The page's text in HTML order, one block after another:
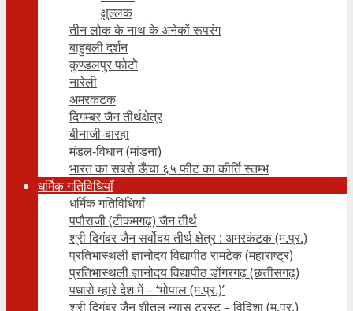
क्षुल्लक
तीन लोक के नाथ के अनेकों रूपरंग
बाहुबली दर्शन
कुण्डलपुर फोटो
नारेली
अमरकंटक
दिगम्बर जैन तीर्थक्षेत्र
बीनाजी-बारहा
मंडल-विधान (मांडना)
भारत का सबसे ऊँचा ६५ फीट का कीर्ति स्तम्भ
धर्मिक गतिविधियाँ
धर्मिक गतिविधियाँ
पपौराजी (टीकमगढ़) जैन तीर्थ
श्री दिगंबर जैन सर्वोदय तीर्थ क्षेत्र : अमरकंटक (म.प्र.)
प्रतिभास्थली ज्ञानोदय विद्यापीठ रामटेक (महाराष्ट्र)
प्रतिभास्थली ज्ञानोदय विद्यापीठ डोंगरगढ़ (छत्तीसगढ़)
पधारो म्हारे देश में – ‘भोपाल (म.प्र.)’
श्री दिगंबर जैन शीतल न्यास ट्रस्ट – विदिशा (म.प्र.)